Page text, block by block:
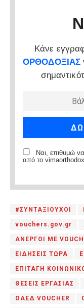
Κάνε
ΟΡΘΟΔΟΞΙΑΣ
Ναι, επιθυμώ
από το
#ΣΥΝΤΑΞΙΟΥΧΟΙ
vouchers.gov.gr
ΑΝΕΡΓΟΙ ΜΕ
ΕΙΔΗΣΕΙΣ ΤΩΡΑ
ΕΠΙΤΑΓΗ
ΘΕΣΕΙΣ ΕΡΓΑΣΙΑΣ
ΟΑΕΔ VOUCHER